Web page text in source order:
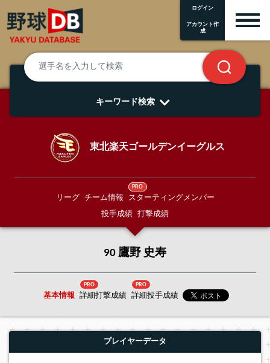
ログイン
アカウント作
成
キーワード検索
東北楽天ゴールデンイーグルス
リーグ チーム情報
PRO
スターティングメンバー
投手成績 打撃成績
90 鷹野 史寿
基本情報
PRO
詳細打撃成績
PRO
詳細投手成績
プレイヤーデータ